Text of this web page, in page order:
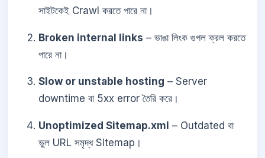
সাইটকেই Crawl করতে পারে না।
Broken internal links – ভাঙা লিংক গুগল ক্রল করতে
পারে না।
Slow or unstable hosting – Server
downtime বা 5xx error তৈরি করে।
Unoptimized Sitemap.xml – Outdated বা
ভুল URL সমৃদ্ধ Sitemap।